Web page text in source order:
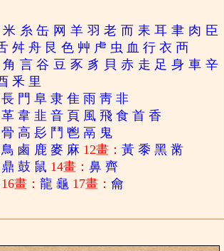
米 糸 缶 网 羊 羽 老 而 耒 耳 聿 肉 臣
舛 舟 艮 色 艸 虍 虫 血 行 衣 襾
角 言 谷 豆 豕 豸 貝 赤 走 足 身 車 辛
釆 里
長 門 阜 隶 隹 雨 靑 非
革 韋 韭 音 頁 風 飛 食 首 香
骨 高 髟 鬥 鬯 鬲 鬼
鳥 鹵 鹿 麥 麻 12畫：黃 黍 黑 黹
鼎 鼓 鼠 14畫：鼻 齊
16畫：龍 龜 17畫：龠